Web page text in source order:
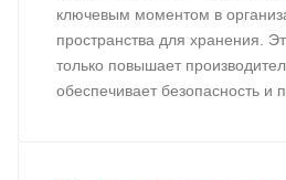
ключевым моментом в
пространства для хранения.
только повышает
обеспечивает безопасность и